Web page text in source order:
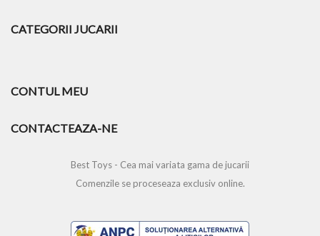
CATEGORII JUCARII
CONTUL MEU
CONTACTEAZA-NE
Best Toys - Cea mai variata gama de jucarii
Comenzile se proceseaza exclusiv online.